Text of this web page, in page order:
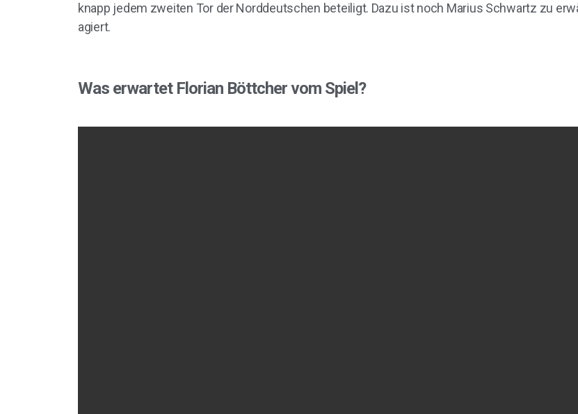
knapp jedem zweiten Tor der Norddeutschen beteiligt. Dazu ist noch Marius Schwartz zu
agiert.
Was erwartet Florian Böttcher vom Spiel?